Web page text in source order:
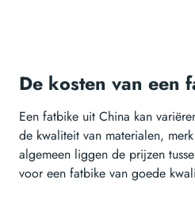
De kosten van een
Een fatbike uit China kan
de kwaliteit van materialen,
algemeen liggen de prijzen
voor een fatbike van goede